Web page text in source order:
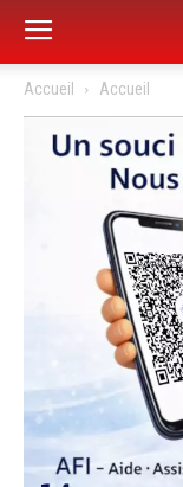
Accueil Accueil